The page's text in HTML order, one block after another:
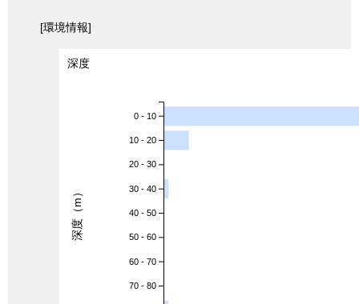
[環境情報]
深度
0 - 10
10 - 20
20 - 30
30 - 40
40 - 50
50 - 60
60 - 70
70 - 80
深度（m）